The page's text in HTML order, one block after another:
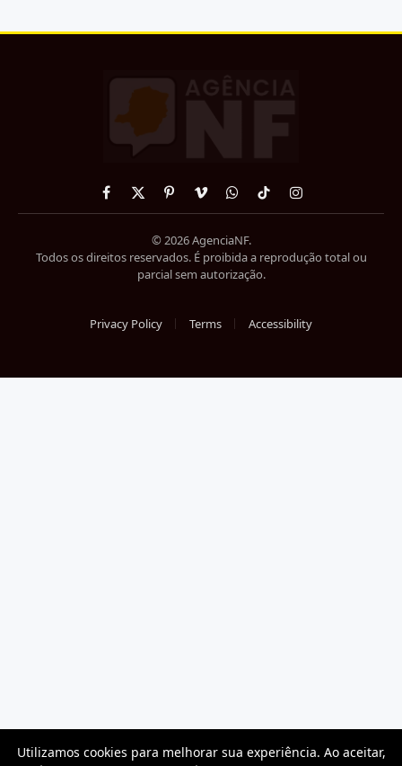
Facebook
X
(Twitter)
PinterestVimeoWhatsApp
TikTokInstagram
© 2026 AgenciaNF.
Todos os direitos reservados. É proibida a reprodução total ou
parcial sem autorização.
Privacy Policy Terms Accessibility
Utilizamos cookies para melhorar sua experiência. Ao aceitar,